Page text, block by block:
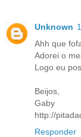
Unknown
Ahh que
Adorei o
Logo eu
Beijos,
Gaby
http://
Responder